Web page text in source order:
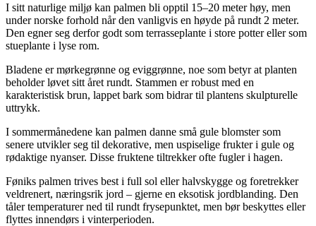
I sitt naturlige miljø kan palmen bli opptil 15–20 meter høy, men
under norske forhold når den vanligvis en høyde på rundt 2 meter.
Den egner seg derfor godt som terrasseplante i store potter eller som
stueplante i lyse rom.
Bladene er mørkegrønne og eviggrønne, noe som betyr at planten
beholder løvet sitt året rundt. Stammen er robust med en
karakteristisk brun, lappet bark som bidrar til plantens skulpturelle
uttrykk.
I sommermånedene kan palmen danne små gule blomster som
senere utvikler seg til dekorative, men uspiselige frukter i gule og
rødaktige nyanser. Disse fruktene tiltrekker ofte fugler i hagen.
Føniks palmen trives best i full sol eller halvskygge og foretrekker
veldrenert, næringsrik jord – gjerne en eksotisk jordblanding. Den
tåler temperaturer ned til rundt frysepunktet, men bør beskyttes eller
flyttes innendørs i vinterperioden.